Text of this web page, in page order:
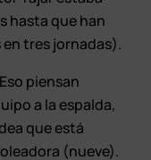
hasta que han
tres jornadas).
piensan
a la espalda,
que está
(nueve).